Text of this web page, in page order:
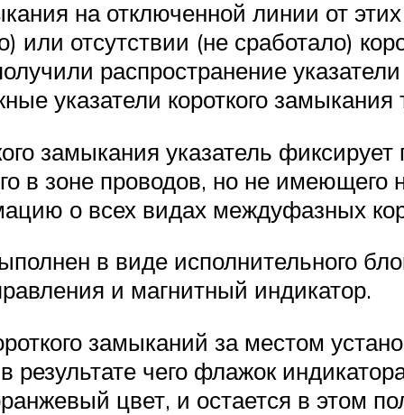
на отключенной линии от
или отсутствии (не сработало)
распространение
указатели короткого замыкания
замыкания указатель
в зоне проводов, но не
о всех видах междуфазных
в виде исполнительного
и магнитный индикатор.
замыканий за местом
результате чего флажок
цвет, и остается в этом